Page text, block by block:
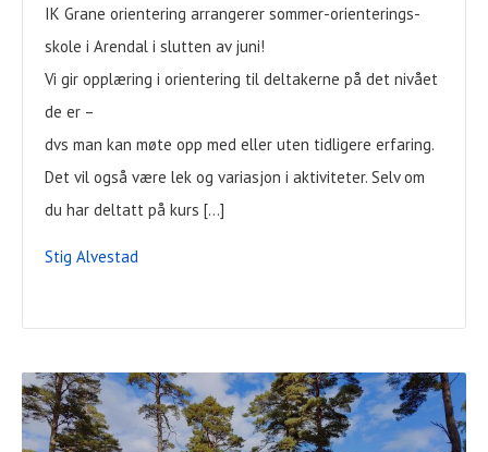
IK Grane orientering arrangerer sommer-orienterings-
skole i Arendal i slutten av juni!
Vi gir opplæring i orientering til deltakerne på det nivået
de er –
dvs man kan møte opp med eller uten tidligere erfaring.
Det vil også være lek og variasjon i aktiviteter. Selv om
du har deltatt på kurs […]
Stig Alvestad